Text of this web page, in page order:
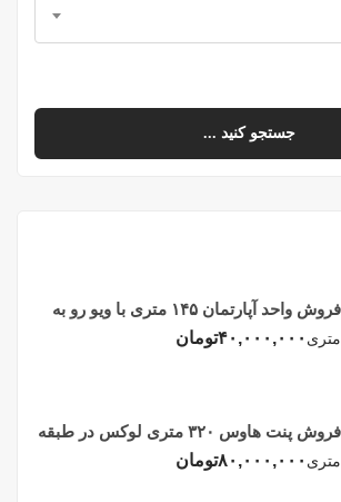
جستجو کنید ...
فروش واحد آپارتمان ۱۴۵ متری با ویو رو به
دریا در فریدونکنار
متری ۴۰,۰۰۰,۰۰۰تومان
فروش پنت هاوس ۳۲۰ متری لوکس در طبقه
چهاردهم فریدونکنار
متری ۸۰,۰۰۰,۰۰۰تومان